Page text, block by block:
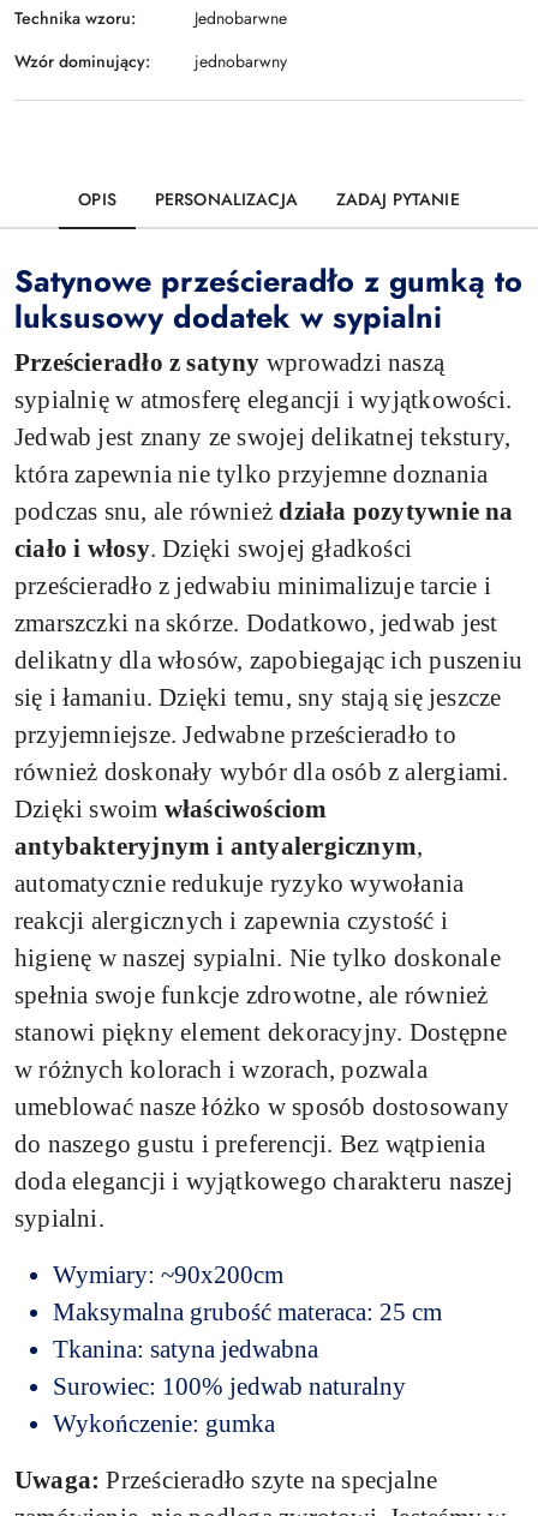
Technika wzoru:
Jednobarwne
Wzór dominujący:
jednobarwny
OPIS PERSONALIZACJA ZADAJ PYTANIE
Satynowe prześcieradło z gumką to
luksusowy dodatek w sypialni
Prześcieradło z satyny wprowadzi naszą
sypialnię w atmosferę elegancji i wyjątkowości.
Jedwab jest znany ze swojej delikatnej tekstury,
która zapewnia nie tylko przyjemne doznania
podczas snu, ale równieżdziała pozytywnie na
ciało i włosy. Dzięki swojej gładkości
prześcieradło z jedwabiu minimalizuje tarcie i
zmarszczki na skórze. Dodatkowo, jedwab jest
delikatny dla włosów, zapobiegając ich puszeniu
się i łamaniu. Dzięki temu, sny stają się jeszcze
przyjemniejsze. Jedwabne prześcieradło to
również doskonały wybór dla osób z alergiami.
Dzięki swoim właściwościom
antybakteryjnym i antyalergicznym,
automatycznie redukuje ryzyko wywołania
reakcji alergicznych i zapewnia czystość i
higienę w naszej sypialni. Nie tylko doskonale
spełnia swoje funkcje zdrowotne, ale również
stanowi piękny element dekoracyjny. Dostępne
w różnych kolorach i wzorach, pozwala
umeblować nasze łóżko w sposób dostosowany
do naszego gustu i preferencji. Bez wątpienia
doda elegancji i wyjątkowego charakteru naszej
sypialni.
Wymiary: ~90x200cm
Maksymalna grubość materaca: 25 cm
Tkanina: satyna jedwabna
Surowiec: 100% jedwab naturalny
Wykończenie: gumka
Uwaga: Prześcieradło szyte na specjalne